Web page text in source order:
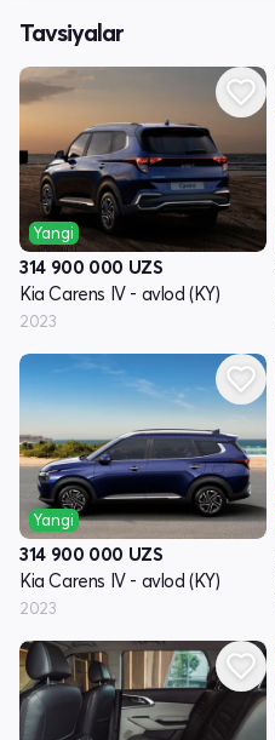
Tavsiyalar
Yangi
314 900 000 UZS
Kia Carens IV - avlod (KY)
2023
Yangi
314 900 000 UZS
Kia Carens IV - avlod (KY)
2023